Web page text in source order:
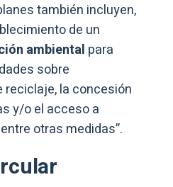
también incluyen,
de un
ambiental para
sobre
la concesión
y/o el acceso a
otras medidas”.